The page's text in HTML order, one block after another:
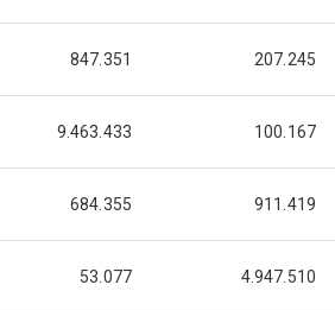
847.351 207.245
9.463.433 100.167
684.355 911.419
53.077 4.947.510